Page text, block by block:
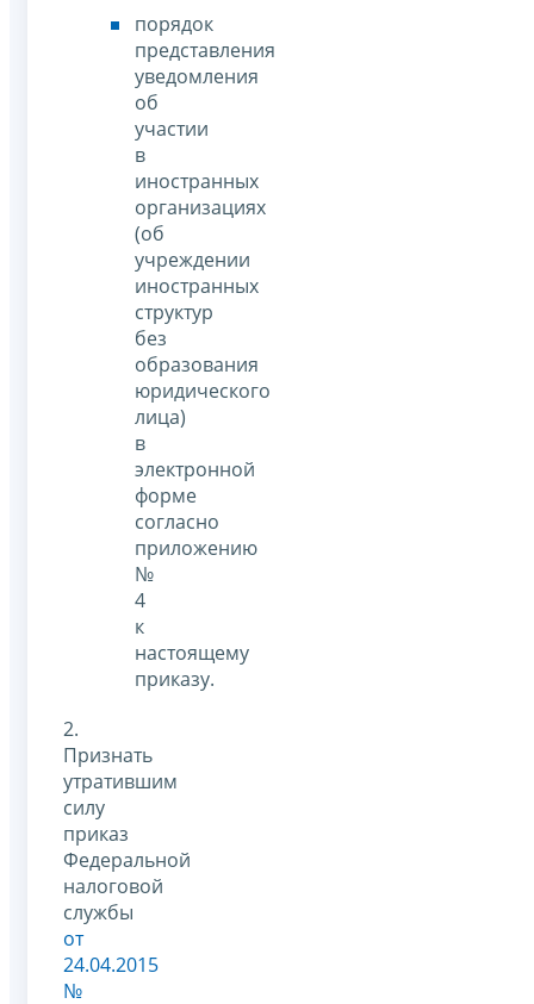
порядок
представления
уведомления
об
участии
в
иностранных
организациях
(об
учреждении
иностранных
структур
без
образования
юридического
лица)
в
электронной
форме
согласно
приложению
№
4
к
настоящему
приказу.
2.
Признать
утратившим
силу
приказ
Федеральной
налоговой
службы
от
24.04.2015
№